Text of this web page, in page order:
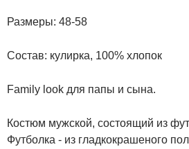
Размеры: 48-58
Состав: кулирка, 100% хлопок
Family look для папы и сына.
Костюм мужской, состоящий из
Футболка - из гладкокрашеного